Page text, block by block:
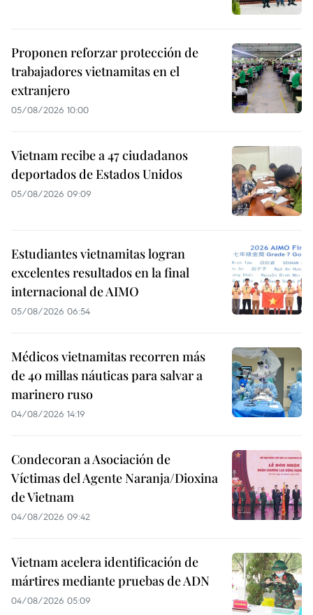
Proponen reforzar protección de
trabajadores vietnamitas en el
extranjero
05/08/2026 10:00
Vietnam recibe a 47 ciudadanos
deportados de Estados Unidos
05/08/2026 09:09
Estudiantes vietnamitas logran
excelentes resultados en la final
internacional de AIMO
05/08/2026 06:54
Médicos vietnamitas recorren más
de 40 millas náuticas para salvar a
marinero ruso
04/08/2026 14:19
Condecoran a Asociación de
Víctimas del Agente Naranja/Dioxina
de Vietnam
04/08/2026 09:42
Vietnam acelera identificación de
mártires mediante pruebas de ADN
04/08/2026 05:09